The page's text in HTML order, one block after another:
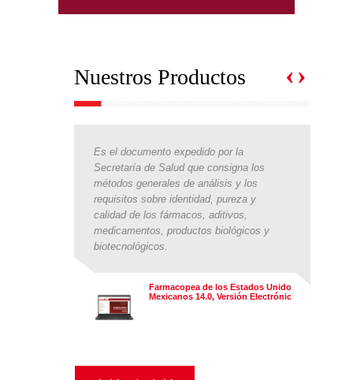
Nuestros Productos
Es el documento expedido por la
Secretaría de Salud que consigna los
métodos generales de análisis y los
requisitos sobre identidad, pureza y
calidad de los fármacos, aditivos,
medicamentos, productos biológicos y
biotecnológicos.
Farmacopea de los Estados Unidos
Mexicanos 14.0, Versión Electrónica
‹›